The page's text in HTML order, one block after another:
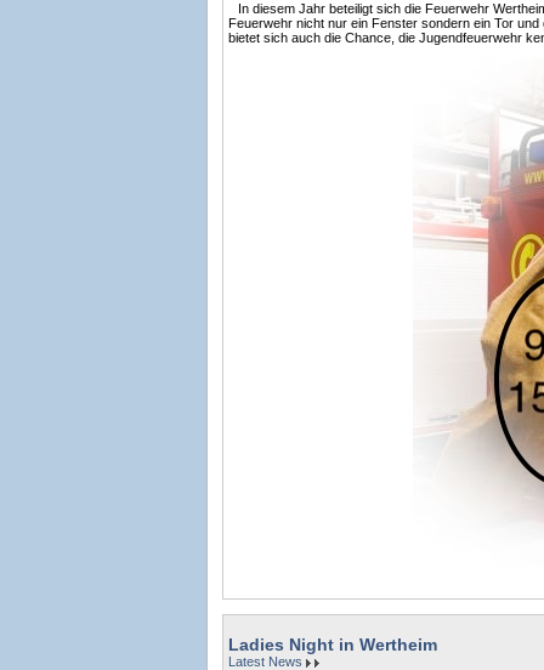
In diesem Jahr beteiligt sich die Feuerwehr
Feuerwehr nicht nur ein Fenster sondern ein Tor
bietet sich auch die Chance, die Jugendfeuerwehr
Ladies Night in Wertheim
Latest News